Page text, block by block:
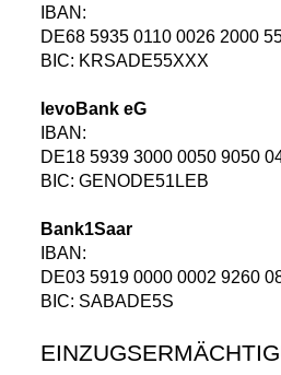
IBAN:
DE68 5935 0110 0026 2000
BIC: KRSADE55XXX
levoBank eG
IBAN:
DE18 5939 3000 0050 9050
BIC: GENODE51LEB
Bank1Saar
IBAN:
DE03 5919 0000 0002 9260
BIC: SABADE5S